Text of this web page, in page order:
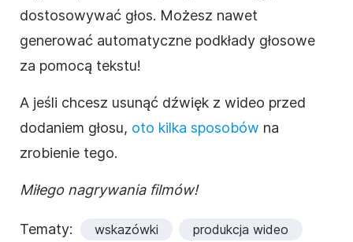
dostosowywać głos. Możesz nawet
generować automatyczne podkłady głosowe
za pomocą tekstu!
A jeśli chcesz usunąć dźwięk z wideo przed
dodaniem głosu, oto kilka sposobów na
zrobienie tego.
Miłego nagrywania filmów!
Tematy: wskazówki produkcja wideo